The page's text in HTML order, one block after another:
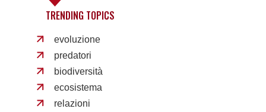
TRENDING TOPICS
evoluzione
predatori
biodiversità
ecosistema
relazioni